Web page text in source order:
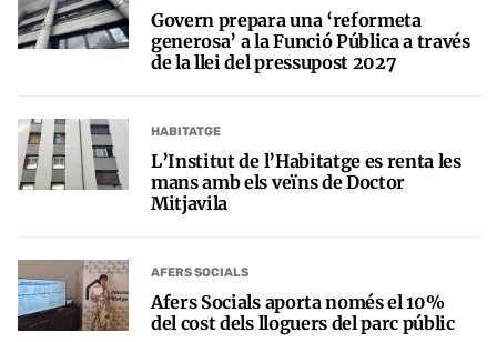
Govern prepara una ‘reformeta
generosa’ a la Funció Pública a través
de la llei del pressupost 2027
HABITATGE
L’Institut de l’Habitatge es renta les
mans amb els veïns de Doctor
Mitjavila
AFERS SOCIALS
Afers Socials aporta només el 10%
del cost dels lloguers del parc públic